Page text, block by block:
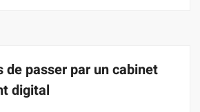
de passer par un cabinet
digital